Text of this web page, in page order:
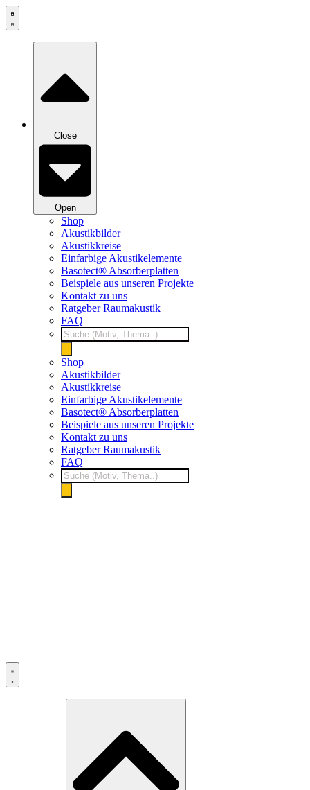
Zum
Inhalt
Close
Open
Shop
Akustikbilder
Akustikkreise
Einfarbige Akustikelemente
Basotect® Absorberplatten
Beispiele aus unseren Projekte
Kontakt zu uns
Ratgeber Raumakustik
FAQ
Products
search
Shop
Akustikbilder
Akustikkreise
Einfarbige Akustikelemente
Basotect® Absorberplatten
Beispiele aus unseren Projekte
Kontakt zu uns
Ratgeber Raumakustik
FAQ
Products
search